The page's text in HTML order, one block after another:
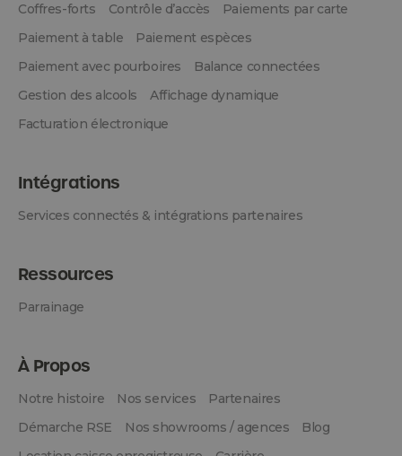
Coffres-forts
Contrôle d’accès
Paiements par carte
Paiement à table
Paiement espèces
Paiement avec pourboires
Balance connectées
Gestion des alcools
Affichage dynamique
Facturation électronique
Intégrations
Services connectés & intégrations partenaires
Ressources
Parrainage
À Propos
Notre histoire Nos services
Partenaires
Démarche RSE
Nos showrooms / agences
Blog